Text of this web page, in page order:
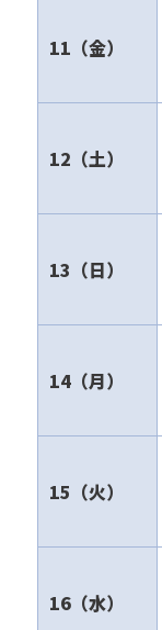
11
12
13
14
15
16